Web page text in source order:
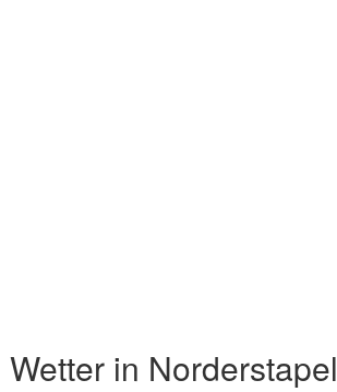
Wetter in Norderstapel